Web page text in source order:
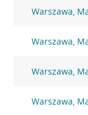
Warszawa,
Warszawa,
Warszawa,
Warszawa,